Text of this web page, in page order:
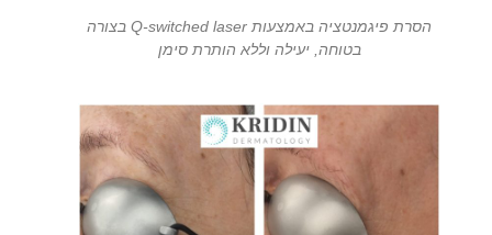
הסרת פיגמנטציה באמצעות Q-switched laser בצורה
בטוחה, יעילה וללא הותרת סימן